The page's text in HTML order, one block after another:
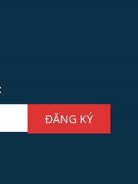
ĐĂNG KÝ